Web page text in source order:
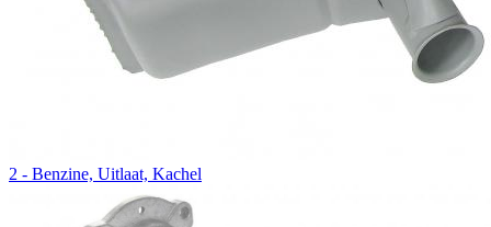
2 - Benzine, Uitlaat, Kachel